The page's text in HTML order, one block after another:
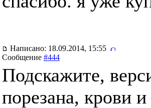
Написано: 18.09.2014, 15:55
Сообщение #444
Подскажите,
порезана, крови